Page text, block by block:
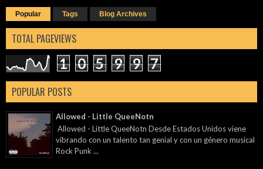
Popular Tags Blog Archives
TOTAL PAGEVIEWS
1 0 5 9 9 7
POPULAR POSTS
Allowed - Little QueeNotn
Allowed - Little QueeNotn Desde Estados Unidos viene
vibrando con un talento tan genial y con un género musical
Rock Punk ...